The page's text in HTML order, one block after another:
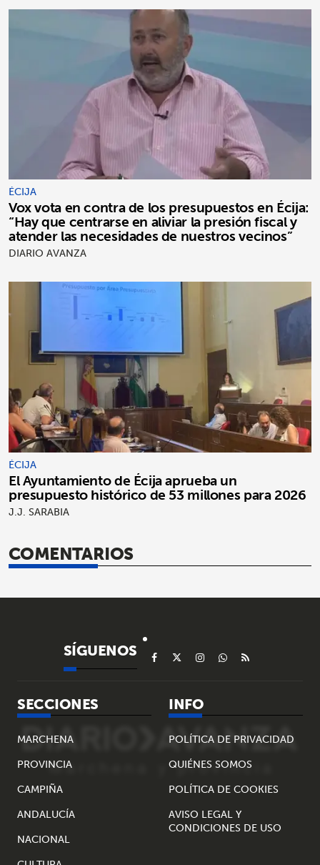
ÉCIJA
Vox vota en contra de los presupuestos en Écija:
“Hay que centrarse en aliviar la presión fiscal y
atender las necesidades de nuestros vecinos”
DIARIO AVANZA
ÉCIJA
El Ayuntamiento de Écija aprueba un
presupuesto histórico de 53 millones para 2026
J.J. SARABIA
COMENTARIOS
SÍGUENOS
SECCIONES
MARCHENA
PROVINCIA
CAMPIÑA
ANDALUCÍA
NACIONAL
INFO
POLÍTICA DE PRIVACIDAD
QUIÉNES SOMOS
POLÍTICA DE COOKIES
AVISO LEGAL Y
CONDICIONES DE USO